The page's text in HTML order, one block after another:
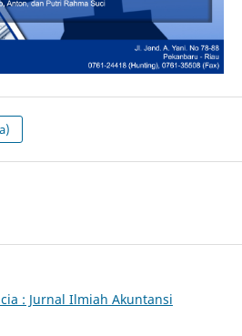
: Jurnal Ilmiah Akuntansi